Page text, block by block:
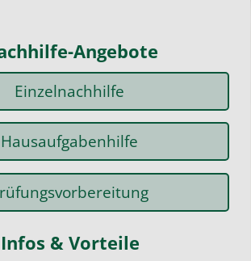
Angebote
Einzelnachhilfe
Hausaufgabenhilfe
Infos & Vorteile